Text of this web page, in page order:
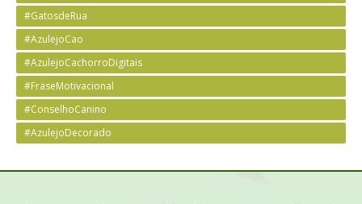
#GatosdeRua
#AzulejoCao
#AzulejoCachorroDigitais
#FraseMotivacional
#ConselhoCanino
#AzulejoDecorado